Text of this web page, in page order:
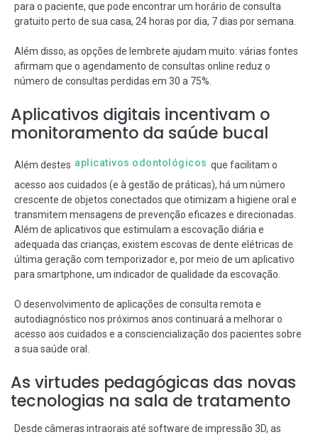
para o paciente, que pode encontrar um horário de consulta
gratuito perto de sua casa, 24 horas por dia, 7 dias por semana.
Além disso, as opções de lembrete ajudam muito: várias fontes
afirmam que o agendamento de consultas online reduz o
número de consultas perdidas em 30 a 75%.
Aplicativos digitais incentivam o
monitoramento da saúde bucal
Além destes aplicativos odontológicos que facilitam o
acesso aos cuidados (e à gestão de práticas), há um número
crescente de objetos conectados que otimizam a higiene oral e
transmitem mensagens de prevenção eficazes e direcionadas.
Além de aplicativos que estimulam a escovação diária e
adequada das crianças, existem escovas de dente elétricas de
última geração com temporizador e, por meio de um aplicativo
para smartphone, um indicador de qualidade da escovação.
O desenvolvimento de aplicações de consulta remota e
autodiagnóstico nos próximos anos continuará a melhorar o
acesso aos cuidados e a consciencialização dos pacientes sobre
a sua saúde oral.
As virtudes pedagógicas das novas
tecnologias na sala de tratamento
Desde câmeras intraorais até software de impressão 3D, as